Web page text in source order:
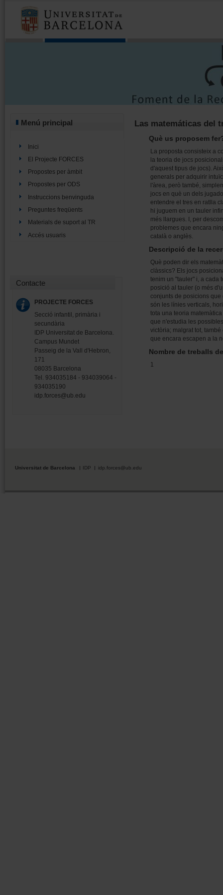
Menú principal
Inici
El Projecte FORCES
Propostes per àmbit
Propostes per ODS
Instruccions benvinguda
Preguntes freqüents
Materials de suport al TR
Accés usuaris
Contacte
PROJECTE FORCES
Secció infantil, primària i
secundària
IDP Universitat de Barcelona.
Campus Mundet
Passeig de la Vall d'Hebron,
171
08035 Barcelona
Tel. 934035184 - 934039064 -
934035190
idp.forces@ub.edu
Las matemáticas del
Què us proposem
La proposta consisteix a
la teoria de jocs
d'aquest tipus de jocs).
generals per adquirir
l'àrea, però també,
jocs en què un dels
entendre el tres en ratlla
hi juguem en un tauler
més llargues. I, per
problemes que encara
català o anglès.
Descripció de la
Què poden dir els
clàssics? Els jocs
tenim un "tauler" i, a cada
posició al tauler (o més
conjunts de posicions
són les línies verticals,
tota una teoria
que n'estudia les
victòria; malgrat tot,
que encara escapen a la
Nombre de treballs
1
Universitat de Barcelona IDP idp.forces@ub.edu